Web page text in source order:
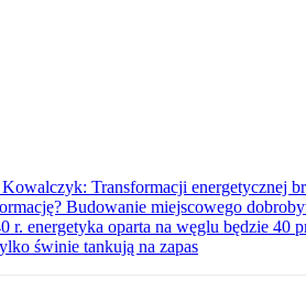
Transformacji energetycznej
Budowanie miejscowego
r. energetyka oparta na węglu będzie 40
świnie tankują na zapas